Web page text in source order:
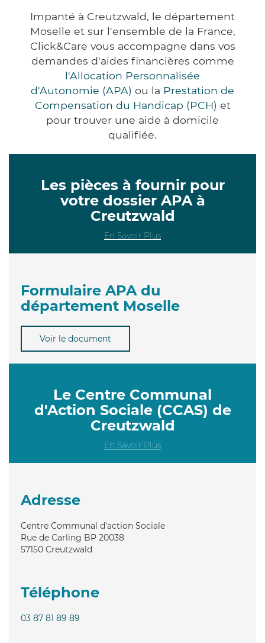
Impanté à Creutzwald, le département
Moselle et sur l'ensemble de la France,
Click&Care vous accompagne dans vos
demandes d'aides financières comme
l'Allocation Personnalisée
d'Autonomie (APA) ou la Prestation de
Compensation du Handicap (PCH) et
pour trouver une aide à domicile
qualifiée.
Les pièces à fournir pour
votre dossier APA à
Creutzwald
En Savoir Plus
Formulaire APA du
département Moselle
Voir le document
Le Centre Communal
d'Action Sociale (CCAS) de
Creutzwald
En Savoir Plus
Adresse
Centre Communal d'action Sociale
Rue de Carling BP 20038
57150 Creutzwald
Téléphone
03 87 81 89 89